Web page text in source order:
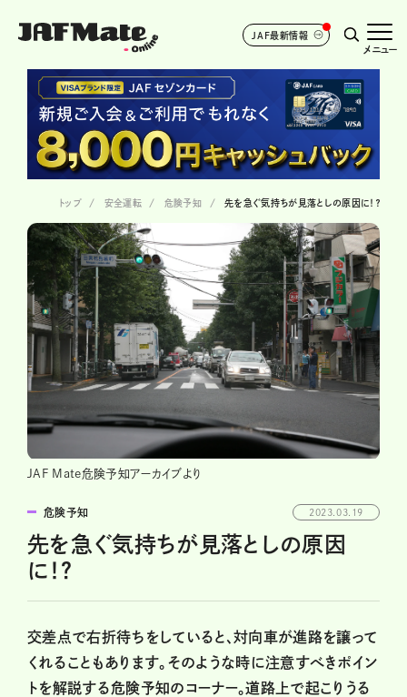
JAF最新情報
メニュー
トップ 安全運転 危険予知 先を急ぐ気持ちが見落としの原因に！？
JAF Mate危険予知アーカイブより
危険予知 2023.03.19
先を急ぐ気持ちが見落としの原因
に！？
交差点で右折待ちをしていると、対向車が進路を譲って
くれることもあります。そのような時に注意すべきポイン
トを解説する危険予知のコーナー。道路上で起こりうる